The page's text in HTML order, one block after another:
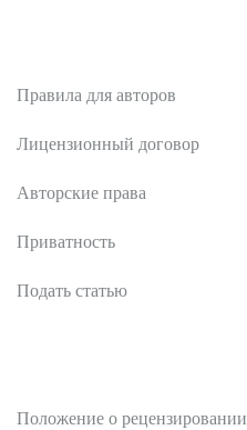
Правила для авторов
Лицензионный договор
Авторские права
Приватность
Подать статью
Положение о рецензировании